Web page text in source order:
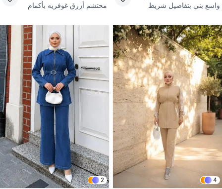
واسع بني بتفاصيل شريط
محتشم أزرق غوفريه بأكمام
4
2